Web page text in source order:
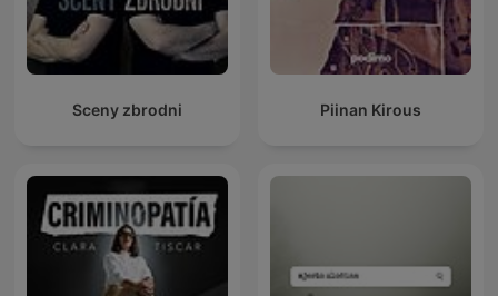
Sceny zbrodni Piinan Kirous